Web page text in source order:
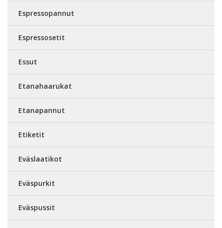
Espressopannut
Espressosetit
Essut
Etanahaarukat
Etanapannut
Etiketit
Eväslaatikot
Eväspurkit
Eväspussit